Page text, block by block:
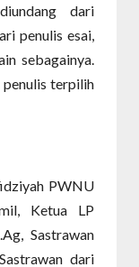
dari
penulis esai,
sebagainya.
penulis terpilih
PWNU
Ketua LP
Sastrawan
dari